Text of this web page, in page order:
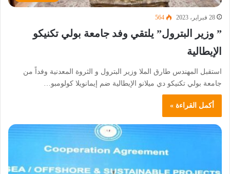
28 فبراير، 2023 564
” وزير البترول” يلتقي وفد جامعة بولي تكنيكو
الإيطالية
استقبل المهندس طارق الملا وزير البترول و الثروة المعدنية وفداً من
جامعة بولي تكنيكو دي ميلانو الإيطالية ضم إيمانويلا كولومبو…
أكمل القراءة »